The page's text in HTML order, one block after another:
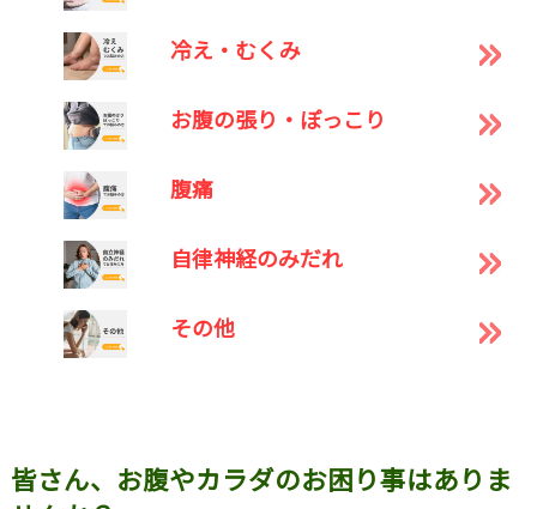
冷え・むくみ
お腹の張り・ぽっこり
腹痛
自律神経のみだれ
その他
皆さん、お腹やカラダのお困り事はありま